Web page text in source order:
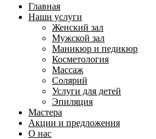
Главная
Наши услуги
Женский зал
Мужской зал
Маникюр и педикюр
Косметология
Массаж
Солярий
Услуги для детей
Эпиляция
Мастера
Акции и предложения
О нас